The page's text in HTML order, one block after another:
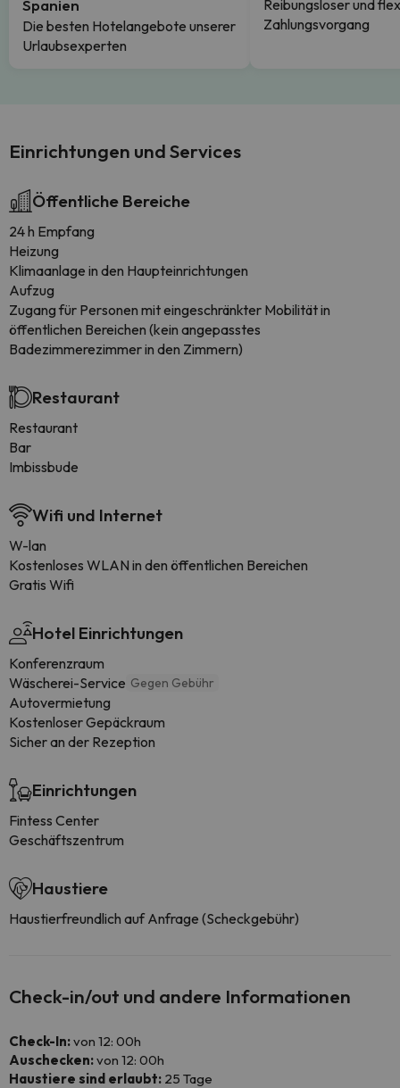
Spanien
Die besten Hotelangebote unserer
Urlaubsexperten
Reibungsloser und
Zahlungsvorgang
Einrichtungen und Services
Öffentliche Bereiche
24 h Empfang
Heizung
Klimaanlage in den Haupteinrichtungen
Aufzug
Zugang für Personen mit eingeschränkter Mobilität in
öffentlichen Bereichen (kein angepasstes
Badezimmerezimmer in den Zimmern)
Restaurant
Restaurant
Bar
Imbissbude
Wifi und Internet
W-lan
Kostenloses WLAN in den öffentlichen Bereichen
Gratis Wifi
Hotel Einrichtungen
Konferenzraum
Wäscherei-Service Gegen Gebühr
Autovermietung
Kostenloser Gepäckraum
Sicher an der Rezeption
Einrichtungen
Fintess Center
Geschäftszentrum
Haustiere
Haustierfreundlich auf Anfrage (Scheckgebühr)
Check-in/out und andere Informationen
Check-In:von 12: 00h
Auschecken:von 12: 00h
Haustiere sind erlaubt: 25 Tage